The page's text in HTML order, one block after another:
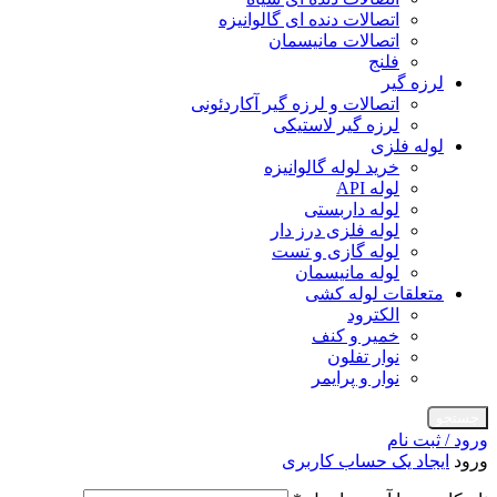
اتصالات دنده ای گالوانیزه
اتصالات مانیسمان
فلنج
لرزه گیر
اتصالات و لرزه گیر آکاردئونی
لرزه گیر لاستیکی
لوله فلزی
خرید لوله گالوانیزه
لوله API
لوله داربستی
لوله فلزی درز دار
لوله گازی و تست
لوله مانیسمان
متعلقات لوله کشی
الکترود
خمیر و کنف
نوار تفلون
نوار و پرایمر
ورود / ثبت نام
ورود ایجاد یک حساب کاربری